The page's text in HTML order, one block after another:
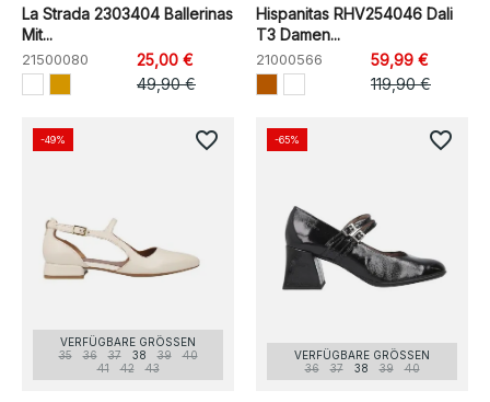
La Strada 2303404 Ballerinas
Mit...
21500080
25,00 €
49,90 €
Hispanitas RHV254046 Dali
T3 Damen...
21000566
59,99 €
119,90 €
VERFÜGBARE GRÖSSEN
35
36 37 38 39
40
41
42 43
-49% favorite_border
VERFÜGBARE GRÖSSEN
36
37 38 39 40
-65% favorite_border